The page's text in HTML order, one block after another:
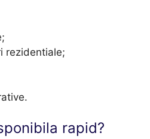
rezidentiale;
rapid?